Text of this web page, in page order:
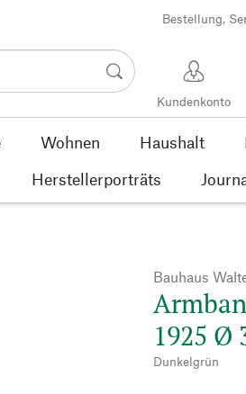
Bestellung,
Kundenkonto
Wohnen Haushalt
Herstellerporträts
Bauhaus
1925 Ø
Dunkelgrün